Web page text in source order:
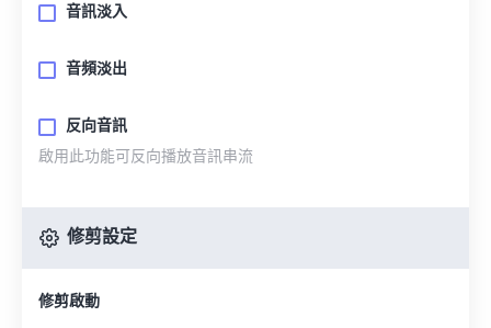
音訊淡入
音頻淡出
反向音訊
啟用此功能可反向播放音訊串流
修剪設定
修剪啟動